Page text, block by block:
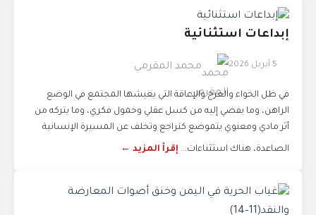
إبداعات استثنائية
5 أبريل 2026 محمد المقرمي
في ظل الخواء والعرج والإعاقة التي يعيشها المجتمع في الوضع
الراهن، وما يفضي إليه من كسل عقلي وخمول فكري، وما يتركه من
أثر مادي ومعنوي يتموضع كتراجع وتخلف عن المسيرة الإنسانية
الصاعدة، هناك استثناءات... إقرأ المزيد ←